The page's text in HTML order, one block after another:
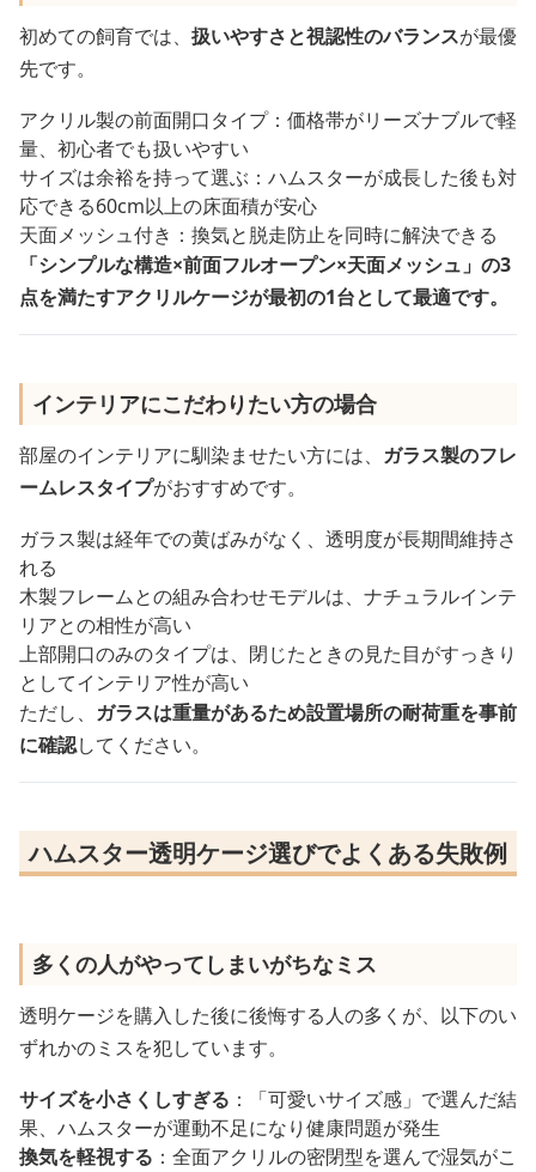
初めての飼育では、 扱いやすさと視認性のバランスが最優
先です。
アクリル製の前面開口タイプ：価格帯がリーズナブルで軽
量、初心者でも扱いやすい
サイズは余裕を持って選ぶ：ハムスターが成長した後も対
応できる60cm以上の床面積が安心
天面メッシュ付き：換気と脱走防止を同時に解決できる
「シンプルな構造×前面フルオープン×天面メッシュ」の3
点を満たすアクリルケージが最初の1台として最適です。
インテリアにこだわりたい方の場合
部屋のインテリアに馴染ませたい方には、 ガラス製のフレ
ームレスタイプがおすすめです。
ガラス製は経年での黄ばみがなく、透明度が長期間維持さ
れる
木製フレームとの組み合わせモデルは、ナチュラルインテ
リアとの相性が高い
上部開口のみのタイプは、閉じたときの見た目がすっきり
としてインテリア性が高い
ただし、 ガラスは重量があるため設置場所の耐荷重を事前
に確認してください。
ハムスター透明ケージ選びでよくある失敗例
多くの人がやってしまいがちなミス
透明ケージを購入した後に後悔する人の多くが、以下のい
ずれかのミスを犯しています。
サイズを小さくしすぎる ：「可愛いサイズ感」で選んだ結
果、ハムスターが運動不足になり健康問題が発生
換気を軽視する ：全面アクリルの密閉型を選んで湿気がこ